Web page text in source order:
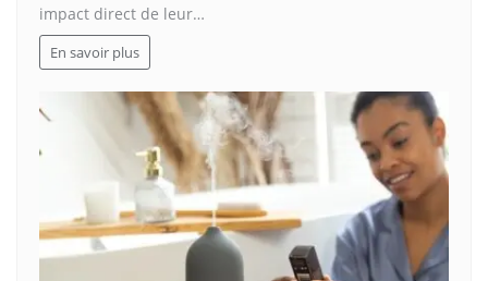
impact direct de leur…
En savoir plus